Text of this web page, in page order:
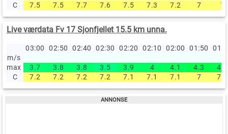
C
7.5 7.5 7.7 7.6 7.5 7.3 7.2 7 7
Live værdata Fv 17 Sjonfjellet 15.5 km unna.
03:00 02:50 02:40 02:30 02:20 02:10 02:00 01:50
m/s
max
3.7 3.8 3.8 3.5 3.9 4 4.1 4.3
4.2
C
7.2 7.2 7.2 7.2 7.1 7.1 7.1 7 7.1